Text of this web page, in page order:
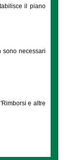
il piano
sono necessari
e altre